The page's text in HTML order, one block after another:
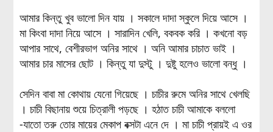
আমার কিন্তু খুব ভালো দিন যায় । সকালে দাদা স্কুলে দিয়ে আসে ।
মা কিংবা দাদা নিয়ে আসে । সারাদিন খেলি, বকবক করি । কখনো বড়
আপার সাথে, বেশীরভাগ অনির সাথে । অনি আমার চাচাত ভাই ।
আমার চার মাসের ছোট । কিন্তু যা দুস্টু । দুষ্টু হলেও ভালো বন্ধু ।
সেদিন বাবা মা কোথায় যেনো গিয়েছে । চাচীর রুমে অনির সাথে খেলছি
। চাচী বিছানায় শুয়ে চিত্রালী পড়ছে । হঠাত চাচী আমাকে বললো
-যাতো তরু তোর মায়ের মেকাপ বক্সটা এনে দে । মা চাচী প্রায়ই এ ওর